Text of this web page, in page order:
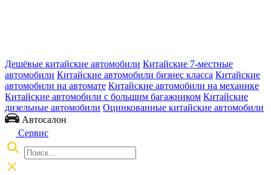
Дешёвые китайские автомобили Китайские 7-местные
автомобили Китайские автомобили бизнес класса Китайские
автомобили на автомате Китайские автомобили на механике
Китайские автомобили с большим багажником Китайские
дизельные автомобили Оцинкованные китайские автомобили
Автосалон
Сервис